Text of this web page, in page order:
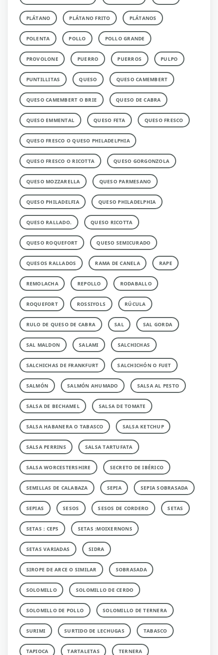
PLÁTANO PLÁTANO FRITO PLÁTANOS
POLENTA POLLO POLLO GRANDE
PROVOLONE PUERRO PUERROS PULPO
PUNTILLITAS QUESO QUESO CAMEMBERT
QUESO CAMEMBERT O BRIE QUESO DE CABRA
QUESO EMMENTAL QUESO FETA QUESO FRESCO
QUESO FRESCO O QUESO PHILADELPHIA
QUESO FRESCO O RICOTTA QUESO GORGONZOLA
QUESO MOZZARELLA QUESO PARMESANO
QUESO PHILADELFIA QUESO PHILADELPHIA
QUESO RALLADO. QUESO RICOTTA
QUESO ROQUEFORT QUESO SEMICURADO
QUESOS RALLADOS RAMA DE CANELA RAPE
REMOLACHA REPOLLO RODABALLO
ROQUEFORT ROSSIYOLS RÚCULA
RULO DE QUESO DE CABRA SAL SAL GORDA
SAL MALDON SALAMI SALCHICHAS
SALCHICHAS DE FRANKFURT SALCHICHÓN O FUET
SALMÓN SALMÓN AHUMADO SALSA AL PESTO
SALSA DE BECHAMEL SALSA DE TOMATE
SALSA HABANERA O TABASCO SALSA KETCHUP
SALSA PERRINS SALSA TARTUFATA
SALSA WORCESTERSHIRE SECRETO DE IBÉRICO
SEMILLAS DE CALABAZA SEPIA SEPIA SOBRASADA
SEPIAS SESOS SESOS DE CORDERO SETAS
SETAS : CEPS SETAS :MOIXERNONS
SETAS VARIADAS SIDRA
SIROPE DE ARCE O SIMILAR SOBRASADA
SOLOMILLO SOLOMILLO DE CERDO
SOLOMILLO DE POLLO SOLOMILLO DE TERNERA
SURIMI SURTIDO DE LECHUGAS TABASCO
TAPIOCA TARTALETAS TERNERA